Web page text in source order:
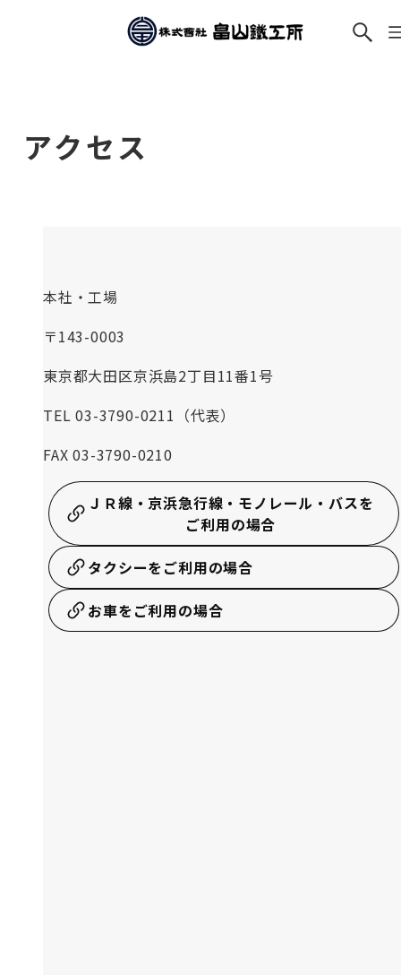
アクセス
本社・工場
〒143-0003
東京都大田区京浜島2丁目11番1号
TEL 03-3790-0211（代表）
FAX 03-3790-0210
ＪＲ線・京浜急行線・モノレール・バスを
ご利用の場合
タクシーをご利用の場合
お車をご利用の場合